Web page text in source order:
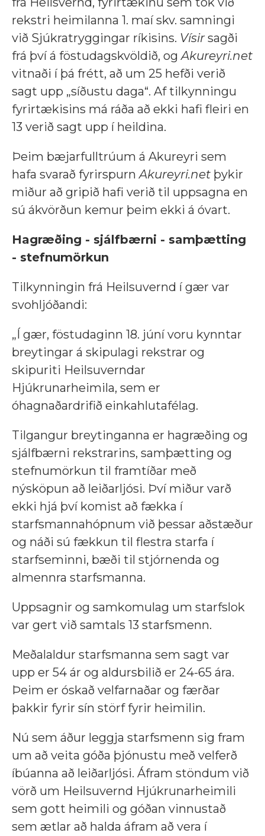
rekstri heimilanna 1. maí skv. samningi
við Sjúkratryggingar ríkisins. Vísirsagði
frá því á föstudagskvöldið, ogAkureyri.net
vitnaði í þá frétt, að um 25 hefði verið
sagt upp „síðustu daga“. Af tilkynningu
fyrirtækisins má ráða að ekki hafi fleiri en
13 verið sagt upp í heildina.
Þeim bæjarfulltrúum á Akureyri sem
hafa svarað fyrirspurnAkureyri.net þykir
miður að gripið hafi verið til uppsagna en
sú ákvörðun kemur þeim ekki á óvart.
Hagræðing - sjálfbærni - samþætting
- stefnumörkun
Tilkynningin frá Heilsuvernd í gær var
svohljóðandi:
„Í gær, föstudaginn 18. júní voru kynntar
breytingar á skipulagi rekstrar og
skipuriti Heilsuverndar
Hjúkrunarheimila, sem er
óhagnaðardrifið einkahlutafélag.
Tilgangur breytinganna er hagræðing og
sjálfbærni rekstrarins, samþætting og
stefnumörkun til framtíðar með
nýsköpun að leiðarljósi. Því miður varð
ekki hjá því komist að fækka í
starfsmannahópnum við þessar aðstæður
og náði sú fækkun til flestra starfa í
starfseminni, bæði til stjórnenda og
almennra starfsmanna.
Uppsagnir og samkomulag um starfslok
var gert við samtals 13 starfsmenn.
Meðalaldur starfsmanna sem sagt var
upp er 54 ár og aldursbilið er 24-65 ára.
Þeim er óskað velfarnaðar og færðar
þakkir fyrir sín störf fyrir heimilin.
Nú sem áður leggja starfsmenn sig fram
um að veita góða þjónustu með velferð
íbúanna að leiðarljósi. Áfram stöndum við
vörð um Heilsuvernd Hjúkrunarheimili
sem gott heimili og góðan vinnustað
sem ætlar að halda áfram að vera í